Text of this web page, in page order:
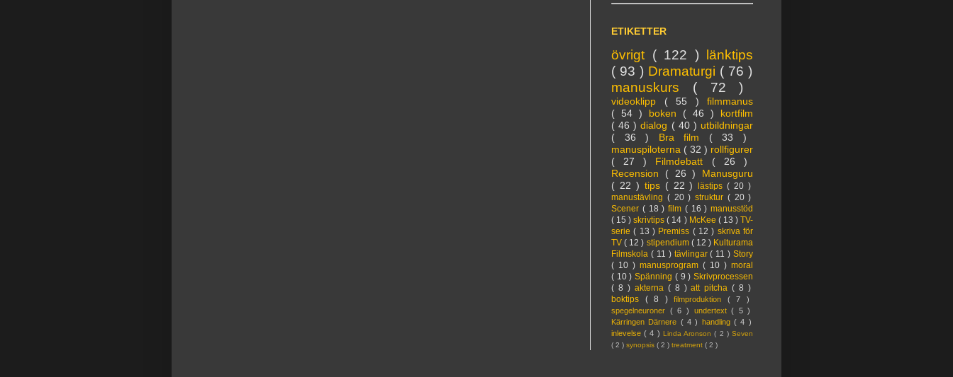
ETIKETTER
övrigt ( 122 ) länktips
( 93 ) Dramaturgi ( 76 )
manuskurs ( 72 )
videoklipp ( 55 ) filmmanus
( 54 ) boken ( 46 ) kortfilm
( 46 )dialog ( 40 ) utbildningar
( 36 ) Bra film ( 33 )
manuspiloterna ( 32 ) rollfigurer
( 27 ) Filmdebatt ( 26 )
Recension ( 26 ) Manusguru
( 22 ) tips ( 22 )lästips( 20 )
manustävling ( 20 ) struktur ( 20 )
Scener ( 18 ) film ( 16 ) manusstöd
( 15 )skrivtips( 14 ) McKee ( 13 )TV-
serie( 13 ) Premiss ( 12 ) skriva för
TV( 12 ) stipendium ( 12 ) Kulturama
Filmskola ( 11 ) tävlingar( 11 ) Story
( 10 ) manusprogram ( 10 ) moral
( 10 )Spänning ( 9 )Skrivprocessen
( 8 ) akterna ( 8 )att pitcha( 8 )
boktips ( 8 ) filmproduktion ( 7 )
spegelneuroner ( 6 ) undertext( 5 )
Kärringen Därnere ( 4 ) handling( 4 )
inlevelse( 4 ) Linda Aronson( 2 )Seven
( 2 ) synopsis ( 2 ) treatment ( 2 )